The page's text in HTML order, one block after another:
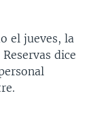
el jueves, la
dice